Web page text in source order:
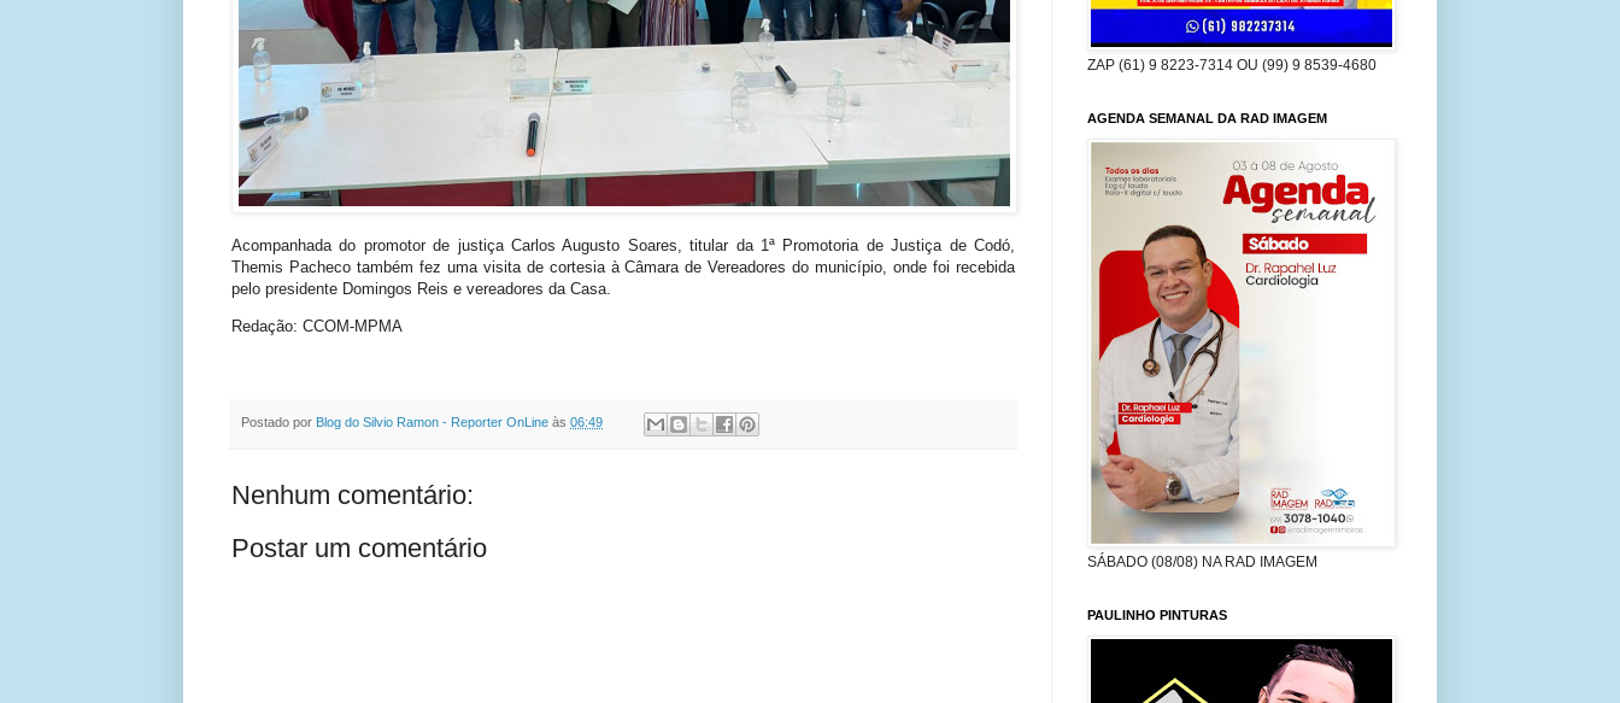
Acompanhada do promotor de justiça Carlos Augusto Soares, titular da 1ª Promotoria de Justiça de Codó,
Themis Pacheco também fez uma visita de cortesia à Câmara de Vereadores do município, onde foi recebida
pelo presidente Domingos Reis e vereadores da Casa.
Redação: CCOM-MPMA
Postado por Blog do Silvio Ramon - Reporter OnLine às 06:49
Nenhum comentário:
Postar um comentário
ZAP (61) 9 8223-7314 OU (99) 9 8539-4680
AGENDA SEMANAL DA RAD IMAGEM
SÁBADO (08/08) NA RAD IMAGEM
PAULINHO PINTURAS